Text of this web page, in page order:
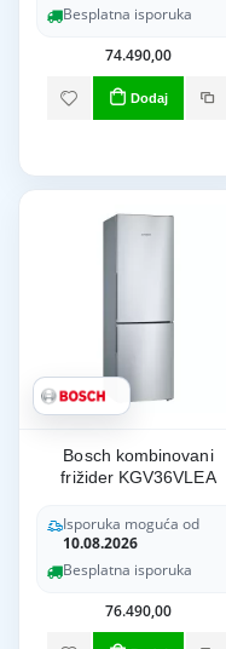
Besplatna isporuka
74.490,00
Dodaj
Bosch kombinovani
frižider KGV36VLEA
Isporuka moguća od
10.08.2026
Besplatna isporuka
76.490,00